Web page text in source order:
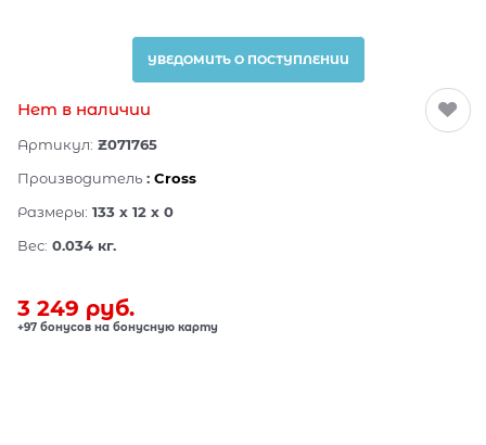
УВЕДОМИТЬ О ПОСТУПЛЕНИИ
Нет в наличии
Артикул: Z071765
Производитель : Cross
Размеры: 133 x 12 x 0
Вес: 0.034 кг.
3 249 руб.
+97 бонусов на бонусную карту